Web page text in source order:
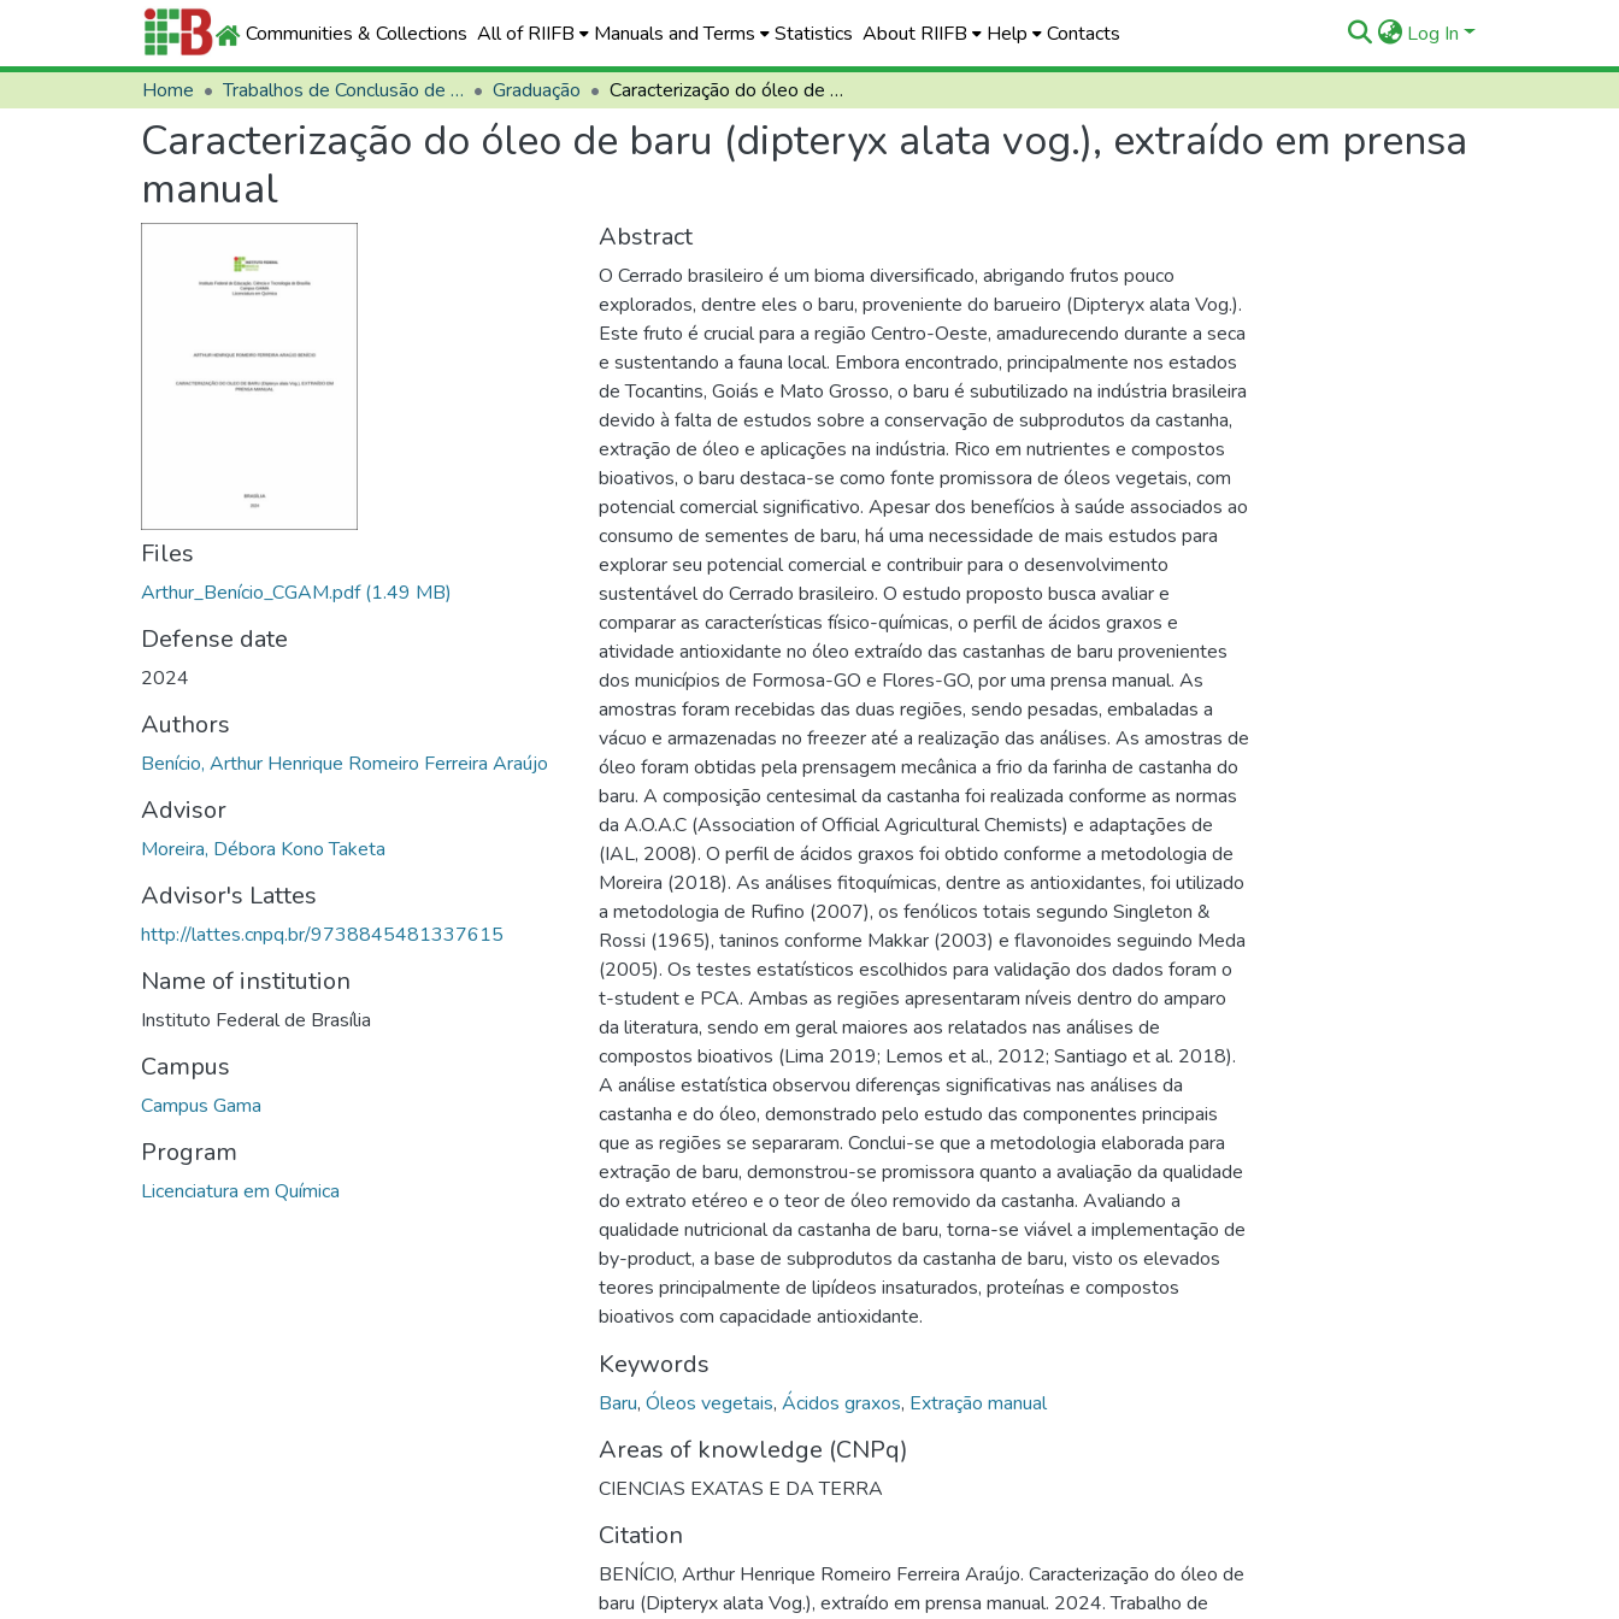
Communities & Collections All of RIIFB Manuals and Terms Statistics About RIIFB Help Contacts Log In
Home Trabalhos de Conclusão de Curso (TCCs) Graduação Caracterização do óleo de baru (dipteryx alata vog.), extraído em prensa manual
Caracterização do óleo de baru (dipteryx alata vog.), extraído em prensa
manual
Files
Arthur_Benício_CGAM.pdf(1.49 MB)
Defense date
2024
Authors
Benício, Arthur Henrique Romeiro Ferreira Araújo
Advisor
Moreira, Débora Kono Taketa
Advisor's Lattes
http://lattes.cnpq.br/9738845481337615
Name of institution
Instituto Federal de Brasília
Campus
Campus Gama
Program
Licenciatura em Química
Abstract
O Cerrado brasileiro é um bioma diversificado, abrigando frutos pouco
explorados, dentre eles o baru, proveniente do barueiro (Dipteryx alata Vog.).
Este fruto é crucial para a região Centro-Oeste, amadurecendo durante a seca
e sustentando a fauna local. Embora encontrado, principalmente nos estados
de Tocantins, Goiás e Mato Grosso, o baru é subutilizado na indústria brasileira
devido à falta de estudos sobre a conservação de subprodutos da castanha,
extração de óleo e aplicações na indústria. Rico em nutrientes e compostos
bioativos, o baru destaca-se como fonte promissora de óleos vegetais, com
potencial comercial significativo. Apesar dos benefícios à saúde associados ao
consumo de sementes de baru, há uma necessidade de mais estudos para
explorar seu potencial comercial e contribuir para o desenvolvimento
sustentável do Cerrado brasileiro. O estudo proposto busca avaliar e
comparar as características físico-químicas, o perfil de ácidos graxos e
atividade antioxidante no óleo extraído das castanhas de baru provenientes
dos municípios de Formosa-GO e Flores-GO, por uma prensa manual. As
amostras foram recebidas das duas regiões, sendo pesadas, embaladas a
vácuo e armazenadas no freezer até a realização das análises. As amostras de
óleo foram obtidas pela prensagem mecânica a frio da farinha de castanha do
baru. A composição centesimal da castanha foi realizada conforme as normas
da A.O.A.C (Association of Official Agricultural Chemists) e adaptações de
(IAL, 2008). O perfil de ácidos graxos foi obtido conforme a metodologia de
Moreira (2018). As análises fitoquímicas, dentre as antioxidantes, foi utilizado
a metodologia de Rufino (2007), os fenólicos totais segundo Singleton &
Rossi (1965), taninos conforme Makkar (2003) e flavonoides seguindo Meda
(2005). Os testes estatísticos escolhidos para validação dos dados foram o
t-student e PCA. Ambas as regiões apresentaram níveis dentro do amparo
da literatura, sendo em geral maiores aos relatados nas análises de
compostos bioativos (Lima 2019; Lemos et al., 2012; Santiago et al. 2018).
A análise estatística observou diferenças significativas nas análises da
castanha e do óleo, demonstrado pelo estudo das componentes principais
que as regiões se separaram. Conclui-se que a metodologia elaborada para
extração de baru, demonstrou-se promissora quanto a avaliação da qualidade
do extrato etéreo e o teor de óleo removido da castanha. Avaliando a
qualidade nutricional da castanha de baru, torna-se viável a implementação de
by-product, a base de subprodutos da castanha de baru, visto os elevados
teores principalmente de lipídeos insaturados, proteínas e compostos
bioativos com capacidade antioxidante.
Keywords
Baru, Óleos vegetais, Ácidos graxos, Extração manual
Areas of knowledge (CNPq)
CIENCIAS EXATAS E DA TERRA
Citation
BENÍCIO, Arthur Henrique Romeiro Ferreira Araújo. Caracterização do óleo de
baru (Dipteryx alata Vog.), extraído em prensa manual. 2024. Trabalho de